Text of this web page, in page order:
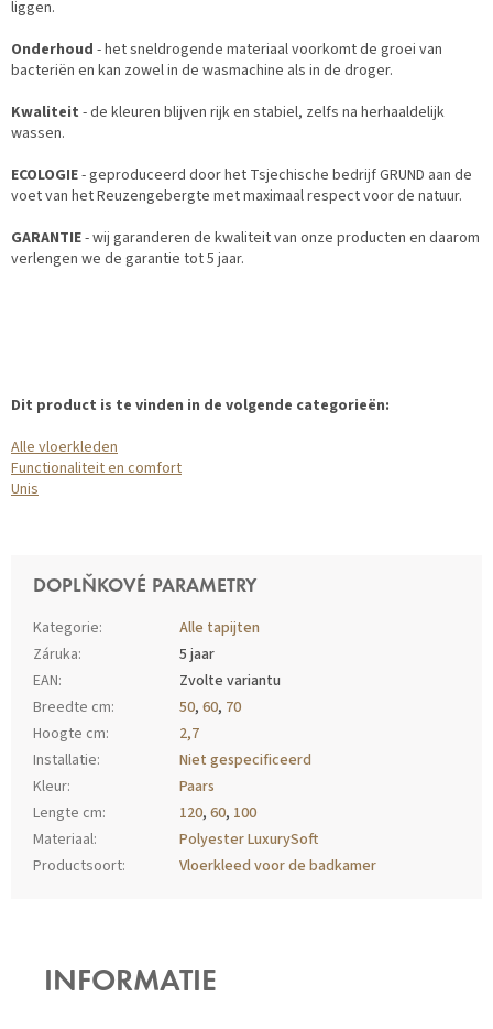
liggen.
Onderhoud - het sneldrogende materiaal voorkomt de groei van
bacteriën en kan zowel in de wasmachine als in de droger.
Kwaliteit - de kleuren blijven rijk en stabiel, zelfs na herhaaldelijk
wassen.
ECOLOGIE- geproduceerd door het Tsjechische bedrijf GRUND aan de
voet van het Reuzengebergte met maximaal respect voor de natuur.
GARANTIE- wij garanderen de kwaliteit van onze producten en daarom
verlengen we de garantie tot 5 jaar.
Dit product is te vinden in de volgende categorieën:
Alle vloerkleden
Functionaliteit en comfort
Unis
DOPLŇKOVÉ PARAMETRY
Kategorie:
Alle tapijten
Záruka:
5 jaar
EAN:
Zvolte variantu
Breedte cm: 50, 60, 70
Hoogte cm:
2,7
Installatie:
Niet gespecificeerd
Kleur:
Paars
Lengte cm: 120, 60, 100
Materiaal:
Polyester LuxurySoft
Productsoort:
Vloerkleed voor de badkamer
INFORMATIE